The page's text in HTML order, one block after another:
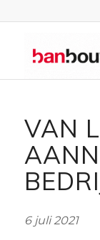
VAN
6 juli 2021